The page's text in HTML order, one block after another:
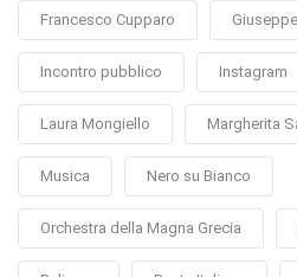
Francesco Cupparo
Incontro pubblico Instagram
Laura Mongiello Margherita
Musica Nero su Bianco
Orchestra della Magna Grecia